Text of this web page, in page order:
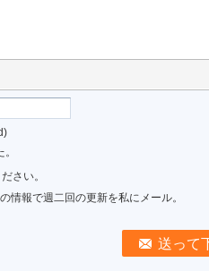
さい。
情報で週二回の更新を私にメール。